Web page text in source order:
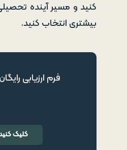
کنید و مسیر آینده
بیشتری انتخاب کنید.
فرم ارزیابی
کلیک